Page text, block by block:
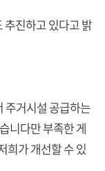
추진하고 있다고 밝
주거시설 공급하는
니다만 부족한 게
희가 개선할 수 있